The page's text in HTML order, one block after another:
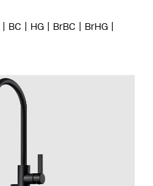
BC HG BrBC
BrHG